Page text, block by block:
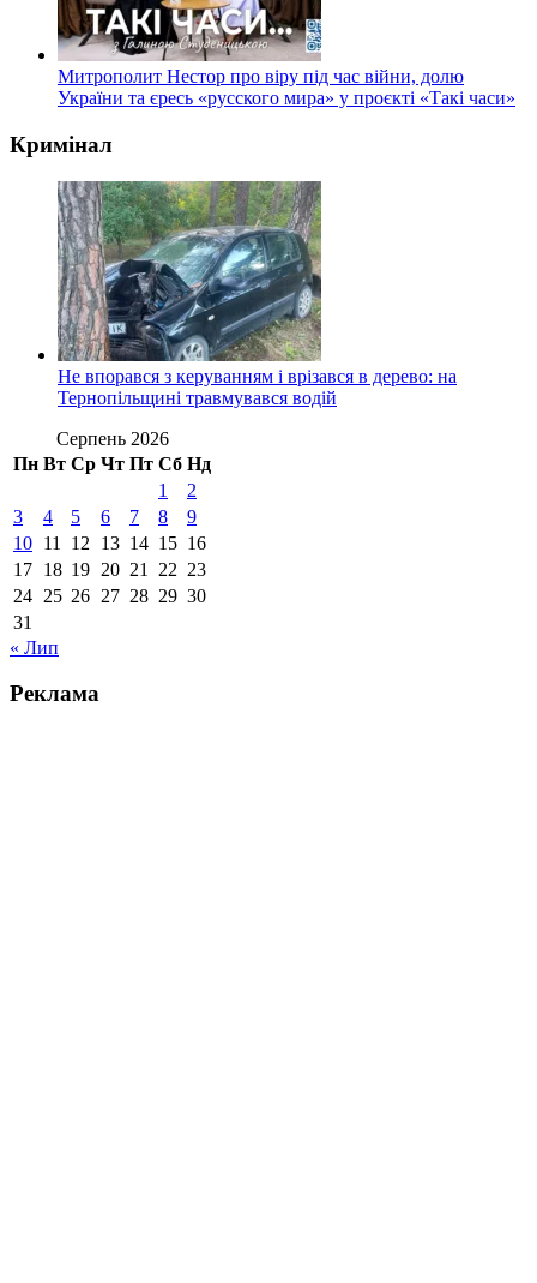
Митрополит Нестор про віру під час війни, долю
України та єресь «русского мира» у проєкті «Такі часи»
Кримінал
Не впорався з керуванням і врізався в дерево: на
Тернопільщині травмувався водій
Серпень 2026
Пн Вт Ср Чт Пт Сб Нд
1
2
3
4 5 6 7 8
9
10 11 12 13 14 15 16
17 18 19 20 21 22 23
24 25 26 27 28 29 30
31
« Лип
Реклама